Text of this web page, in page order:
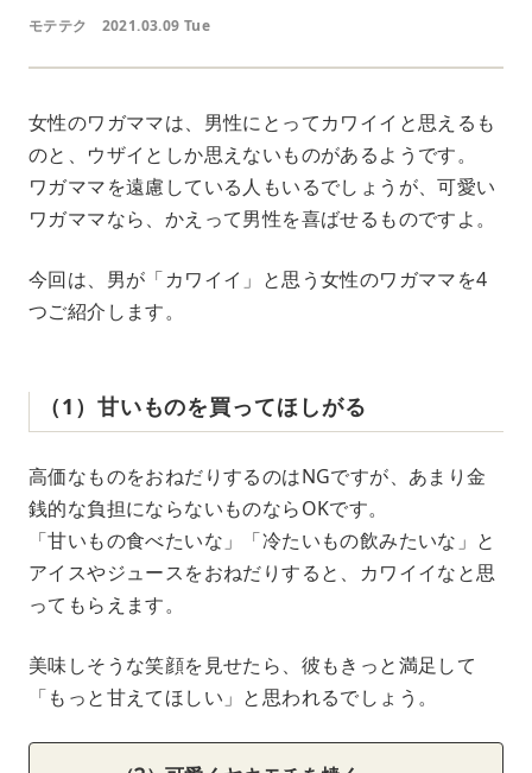
モテテク 2021.03.09 Tue
女性のワガママは、男性にとってカワイイと思えるも
のと、ウザイとしか思えないものがあるようです。
ワガママを遠慮している人もいるでしょうが、可愛い
ワガママなら、かえって男性を喜ばせるものですよ。
今回は、男が「カワイイ」と思う女性のワガママを4
つご紹介します。
（1）甘いものを買ってほしがる
高価なものをおねだりするのはNGですが、あまり金
銭的な負担にならないものならOKです。
「甘いもの食べたいな」「冷たいもの飲みたいな」と
アイスやジュースをおねだりすると、カワイイなと思
ってもらえます。
美味しそうな笑顔を見せたら、彼もきっと満足して
「もっと甘えてほしい」と思われるでしょう。